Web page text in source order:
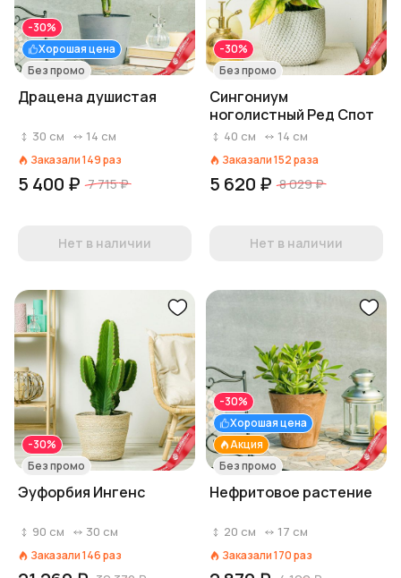
Хорошая цена
-30%
Без промо
Драцена душистая
30 см 14 см
Заказали149раз
5 400 ₽ 7 715 ₽
Нет в наличии
-30%
Без промо
Сингониум
ноголистный Ред Спот
40 см 14 см
Заказали152раза
5 620 ₽ 8 029 ₽
Нет в наличии
-30%
Без промо
Эуфорбия Ингенс
90 см 30 см
Заказали146раз
Акция
Хорошая цена
-30%
Без промо
Нефритовое растение
20 см 17 см
Заказали170раз